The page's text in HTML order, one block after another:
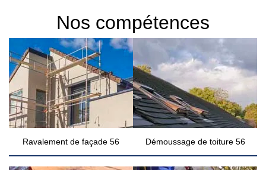
Nos compétences
Ravalement de façade 56 Démoussage de toiture 56